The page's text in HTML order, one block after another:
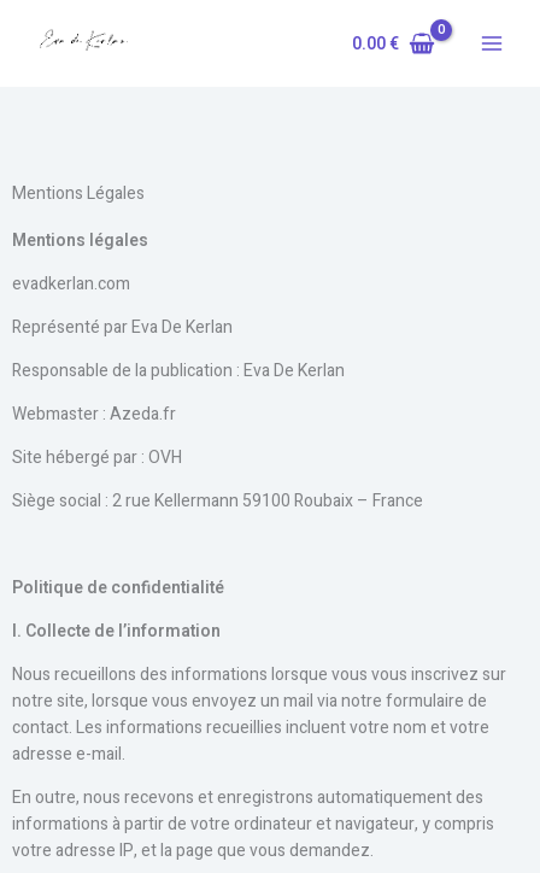
0.00€
Mentions Légales
Mentions légales
evadkerlan.com
Représenté par Eva De Kerlan
Responsable de la publication : Eva De Kerlan
Webmaster : Azeda.fr
Site hébergé par : OVH
Siège social : 2 rue Kellermann 59100 Roubaix – France
Politique de confidentialité
I. Collecte de l’information
Nous recueillons des informations lorsque vous vous inscrivez sur
notre site, lorsque vous envoyez un mail via notre formulaire de
contact. Les informations recueillies incluent votre nom et votre
adresse e-mail.
En outre, nous recevons et enregistrons automatiquement des
informations à partir de votre ordinateur et navigateur, y compris
votre adresse IP, et la page que vous demandez.